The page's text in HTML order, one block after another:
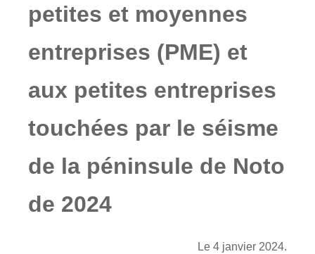
petites et moyennes
entreprises (PME) et
aux petites entreprises
touchées par le séisme
de la péninsule de Noto
de 2024
Le 4 janvier 2024.